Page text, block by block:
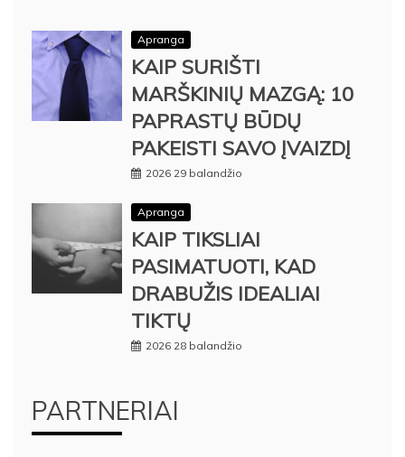
Apranga
KAIP SURIŠTI
MARŠKINIŲ MAZGĄ: 10
PAPRASTŲ BŪDŲ
PAKEISTI SAVO ĮVAIZDĮ
2026 29 balandžio
Apranga
KAIP TIKSLIAI
PASIMATUOTI, KAD
DRABUŽIS IDEALIAI
TIKTŲ
2026 28 balandžio
PARTNERIAI